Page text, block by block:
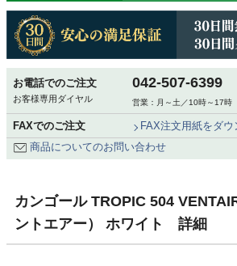
お電話でのご注文
お客様専用ダイヤル
042-507-6399
営業：月～土／10時～17
FAXでのご注文
FAX注文用紙をダウ
商品についてのお問い合わせ
カンゴール TROPIC 504
ントエアー） ホワイト 詳細